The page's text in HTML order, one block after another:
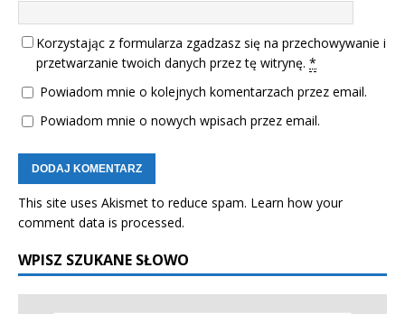
Korzystając z formularza zgadzasz się na przechowywanie i
przetwarzanie twoich danych przez tę witrynę. *
Powiadom mnie o kolejnych komentarzach przez email.
Powiadom mnie o nowych wpisach przez email.
This site uses Akismet to reduce spam. Learn how your
comment data is processed.
WPISZ SZUKANE SŁOWO